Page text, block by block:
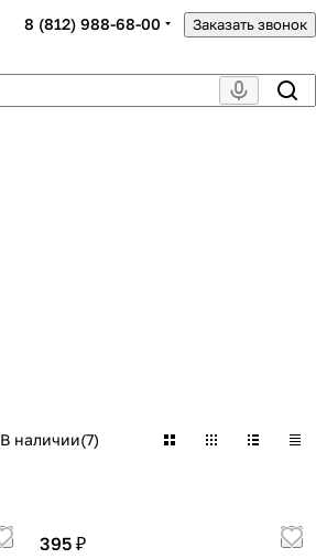
8 (812) 988-68-00 Заказать звонок
В наличии(7)
395 ₽